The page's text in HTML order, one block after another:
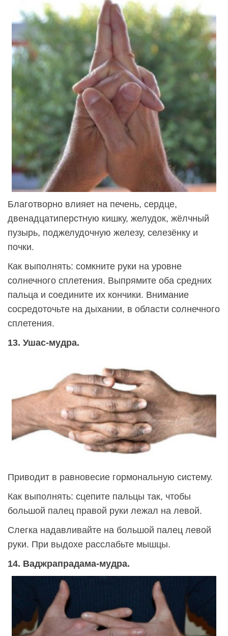
Благотворно влияет на печень, сердце,
двенадцатиперстную кишку, желудок, жёлчный
пузырь, поджелудочную железу, селезёнку и
почки.
Как выполнять: сомкните руки на уровне
солнечного сплетения. Выпрямите оба средних
пальца и соедините их кончики. Внимание
сосредоточьте на дыхании, в области солнечного
сплетения.
13. Ушас-мудра.
Приводит в равновесие гормональную систему.
Как выполнять: сцепите пальцы так, чтобы
большой палец правой руки лежал на левой.
Слегка надавливайте на большой палец левой
руки. При выдохе расслабьте мышцы.
14. Ваджрапрадама-мудра.